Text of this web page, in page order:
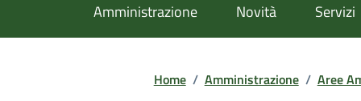
Amministrazione Novità Servizi
Home / Amministrazione / Aree